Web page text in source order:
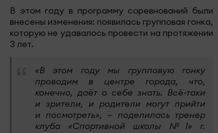
В этом году в программу соревнований были
внесены изменения: появилась групповая гонка,
которую не удавалось провести на протяжении
3 лет.
«В этом году мы групповую гонку
проводим в центре города, что,
конечно, даёт о себе знать. Всё-таки
и зрители, и родители могут прийти
и посмотреть», — поделилась тренер
клуба «Спортивной школы №1» г.